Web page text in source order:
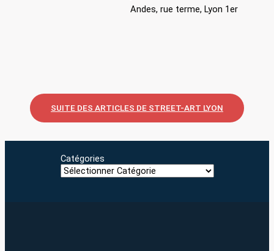
Andes, rue terme, Lyon 1er
SUITE DES ARTICLES DE STREET-ART LYON
Catégories